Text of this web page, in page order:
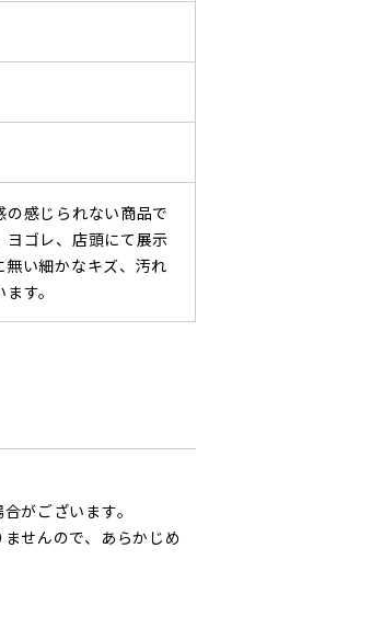
の感じられない商品で
ゴレ、店頭にて展示
い細かなキズ、汚れ
す。
がございます。
せんので、あらかじめ